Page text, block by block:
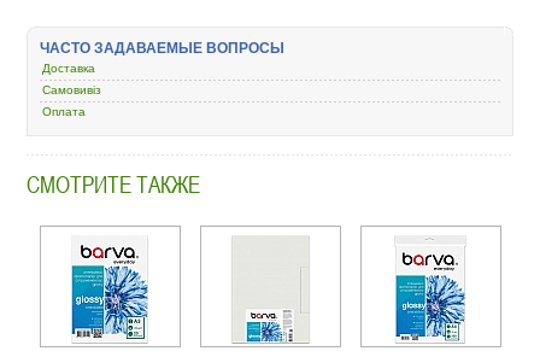
magnetic-
everyday-
660-
10x15-
ip-
mag-
ЧАСТО ЗАДАВАЕМЫЕ ВОПРОСЫ
Доставка
Самовивіз
Оплата
СМОТРИТЕ ТАКЖЕ